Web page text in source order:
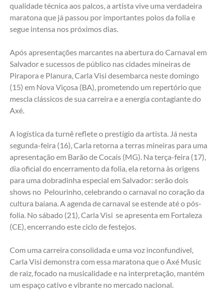
qualidade técnica aos palcos, a artista vive uma verdadeira
maratona que já passou por importantes polos da folia e
segue intensa nos próximos dias.
Após apresentações marcantes na abertura do Carnaval em
Salvador e sucessos de público nas cidades mineiras de
Pirapora e Planura, Carla Visi desembarca neste domingo
(15) em Nova Viçosa (BA), prometendo um repertório que
mescla clássicos de sua carreira e a energia contagiante do
Axé.
A logística da turnê reflete o prestígio da artista. Já nesta
segunda-feira (16), Carla retorna a terras mineiras para uma
apresentação em Barão de Cocais (MG). Na terça-feira (17),
dia oficial do encerramento da folia, ela retorna às origens
para uma dobradinha especial em Salvador: serão dois
shows no  Pelourinho, celebrando o carnaval no coração da
cultura baiana. A agenda de carnaval se estende até o pós-
folia. No sábado (21), Carla Visi  se apresenta em Fortaleza
(CE), encerrando este ciclo de festejos.
Com uma carreira consolidada e uma voz inconfundível,
Carla Visi demonstra com essa maratona que o Axé Music
de raiz, focado na musicalidade e na interpretação, mantém
um espaço cativo e vibrante no mercado nacional.